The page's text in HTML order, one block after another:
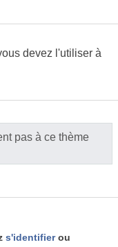
devez l'utiliser à
pas à ce thème
s'identifierou